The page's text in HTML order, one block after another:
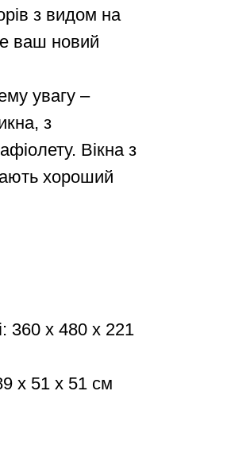
з видом на
ваш новий
увагу –
з
Вікна з
хороший
360 х 480 х 221
х 51 х 51 см